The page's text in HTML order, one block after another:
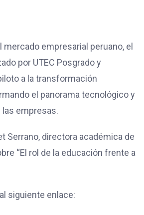
empresarial peruano, el
por UTEC Posgrado y
a la transformación
el panorama tecnológico y
empresas.
Serrano, directora académica de
“El rol de la educación frente a
siguiente enlace: